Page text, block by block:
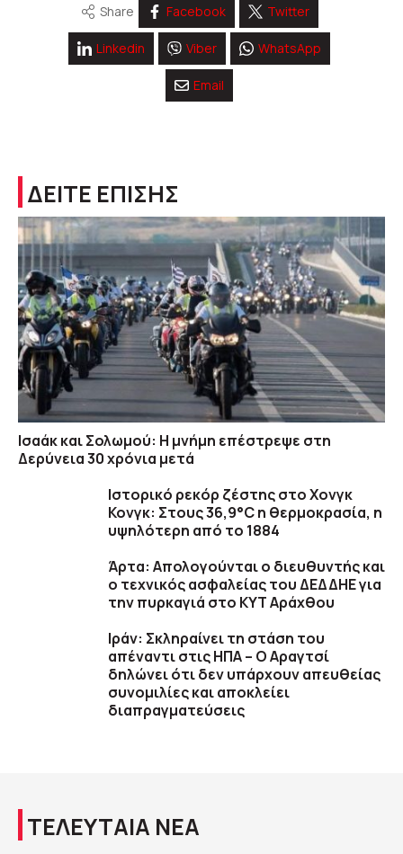
Share Facebook Twitter
Linkedin Viber WhatsApp
Email
ΔΕΙΤΕ ΕΠΙΣΗΣ
Ισαάκ και Σολωμού: Η μνήμη επέστρεψε στη
Δερύνεια 30 χρόνια μετά
Ιστορικό ρεκόρ ζέστης στο Χονγκ
Κονγκ: Στους 36,9°C η θερμοκρασία, η
υψηλότερη από το 1884
Άρτα: Απολογούνται ο διευθυντής και
ο τεχνικός ασφαλείας του ΔΕΔΔΗΕ για
την πυρκαγιά στο ΚΥΤ Αράχθου
Ιράν: Σκληραίνει τη στάση του
απέναντι στις ΗΠΑ – Ο Αραγτσί
δηλώνει ότι δεν υπάρχουν απευθείας
συνομιλίες και αποκλείει
διαπραγματεύσεις
ΤΕΛΕΥΤΑΙΑ ΝΕΑ